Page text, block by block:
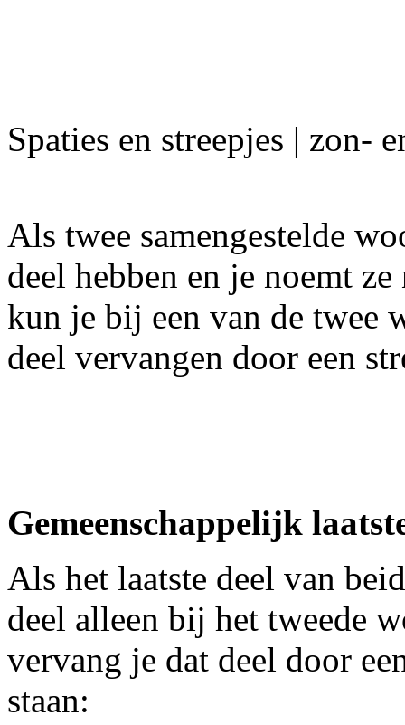
Spaties en streepjes | zon-
Als twee samengestelde
deel hebben en je noemt
kun je bij een van de twee
deel vervangen door een
Gemeenschappelijk
Als het laatste deel van
deel alleen bij het tweede
vervang je dat deel door
staan: